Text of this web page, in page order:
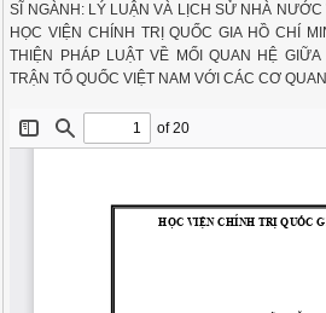
SĨ NGÀNH: LÝ LUẬN VÀ LỊCH SỬ NHÀ
HỌC VIỆN CHÍNH TRỊ QUỐC GIA HỒ CHÍ
THIỆN PHÁP LUẬT VỀ MỐI QUAN HỆ
TRẬN TỔ QUỐC VIỆT NAM VỚI CÁC CƠ